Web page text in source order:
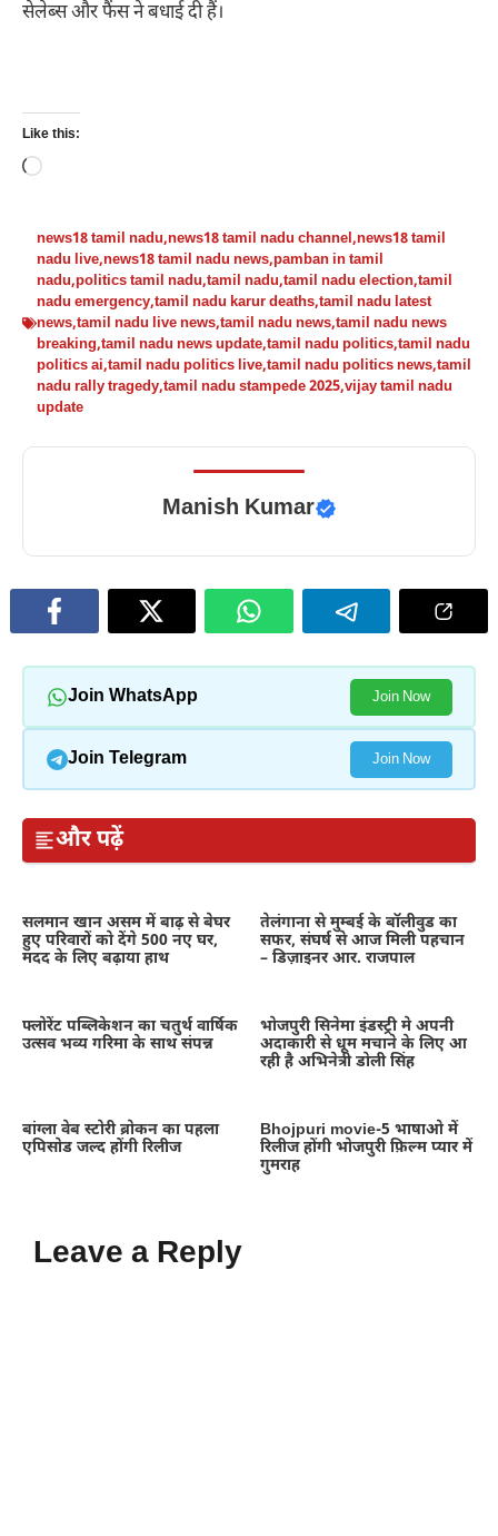
सेलेब्स और फैंस ने बधाई दी हैं।
Like this:
Loading…
news18 tamil nadu,news18 tamil nadu channel,news18 tamil
nadu live,news18 tamil nadu news,pamban in tamil
nadu,politics tamil nadu,tamil nadu,tamil nadu election,tamil
nadu emergency,tamil nadu karur deaths,tamil nadu latest
news,tamil nadu live news,tamil nadu news,tamil nadu news
breaking,tamil nadu news update,tamil nadu politics,tamil nadu
politics ai,tamil nadu politics live,tamil nadu politics news,tamil
nadu rally tragedy,tamil nadu stampede 2025,vijay tamil nadu
update
Manish Kumar
Join WhatsApp Join Now
Join Telegram Join Now
और पढ़ें
सलमान खान असम में बाढ़ से बेघर
हुए परिवारों को देंगे 500 नए घर,
मदद के लिए बढ़ाया हाथ
तेलंगाना से मुम्बई के बॉलीवुड का
सफर, संघर्ष से आज मिली पहचान
– डिज़ाइनर आर. राजपाल
फ्लोरेंट पब्लिकेशन का चतुर्थ वार्षिक
उत्सव भव्य गरिमा के साथ संपन्न
भोजपुरी सिनेमा इंडस्ट्री मे अपनी
अदाकारी से धूम मचाने के लिए आ
रही है अभिनेत्री डोली सिंह
बांग्ला वेब स्टोरी ब्रोकन का पहला
एपिसोड जल्द होंगी रिलीज
Bhojpuri movie-5 भाषाओ में
रिलीज होंगी भोजपुरी फ़िल्म प्यार में
गुमराह
Leave a Reply